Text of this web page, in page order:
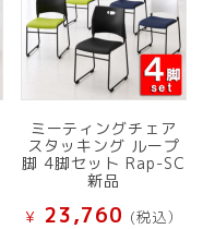
ミーティングチェア
スタッキング ループ
脚 4脚セット Rap-SC
新品
¥ 23,760 (税込）